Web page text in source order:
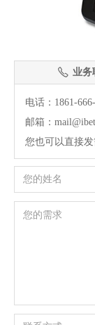
ꂅ 业务
电话：1861-
邮箱：
您也可以直接